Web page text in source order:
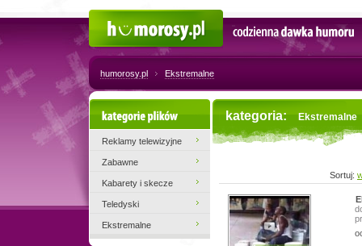
Codzienna dawka humoru
humorosy.pl Ekstremalne
kategoria: Ekstremalne
Sortuj:
Kategorie plików
Reklamy telewizyjne
Zabawne
Kabarety i skecze
Teledyski
Ekstremalne